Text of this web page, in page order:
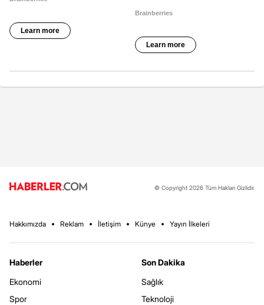
© Copyright 2026 Tüm Hakları Gizlidir.
Hakkımızda Reklam İletişim Künye Yayın İlkeleri
Haberler
Ekonomi
Spor
Son Dakika
Sağlık
Teknoloji